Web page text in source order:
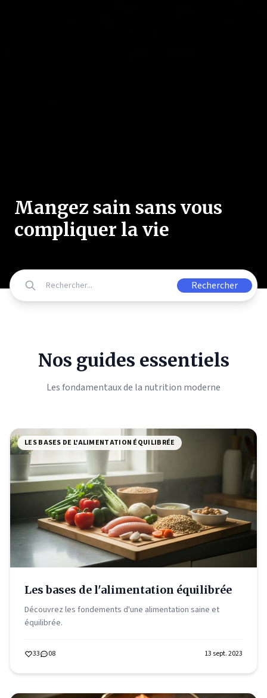
Mangez sain sans vous
compliquer la vie
Rechercher
Nos guides essentiels
Les fondamentaux de la nutrition moderne
LES BASES DE L'ALIMENTATION ÉQUILIBRÉE
Les bases de l'alimentation équilibrée
Découvrez les fondements d'une alimentation saine et
équilibrée.
33 08 13 sept. 2023